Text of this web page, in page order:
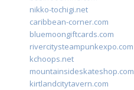
nikko-tochigi.net
caribbean-corner.com
bluemoongiftcards.com
rivercitysteampunkexpo.com
kchoops.net
mountainsideskateshop.com
kirtlandcitytavern.com